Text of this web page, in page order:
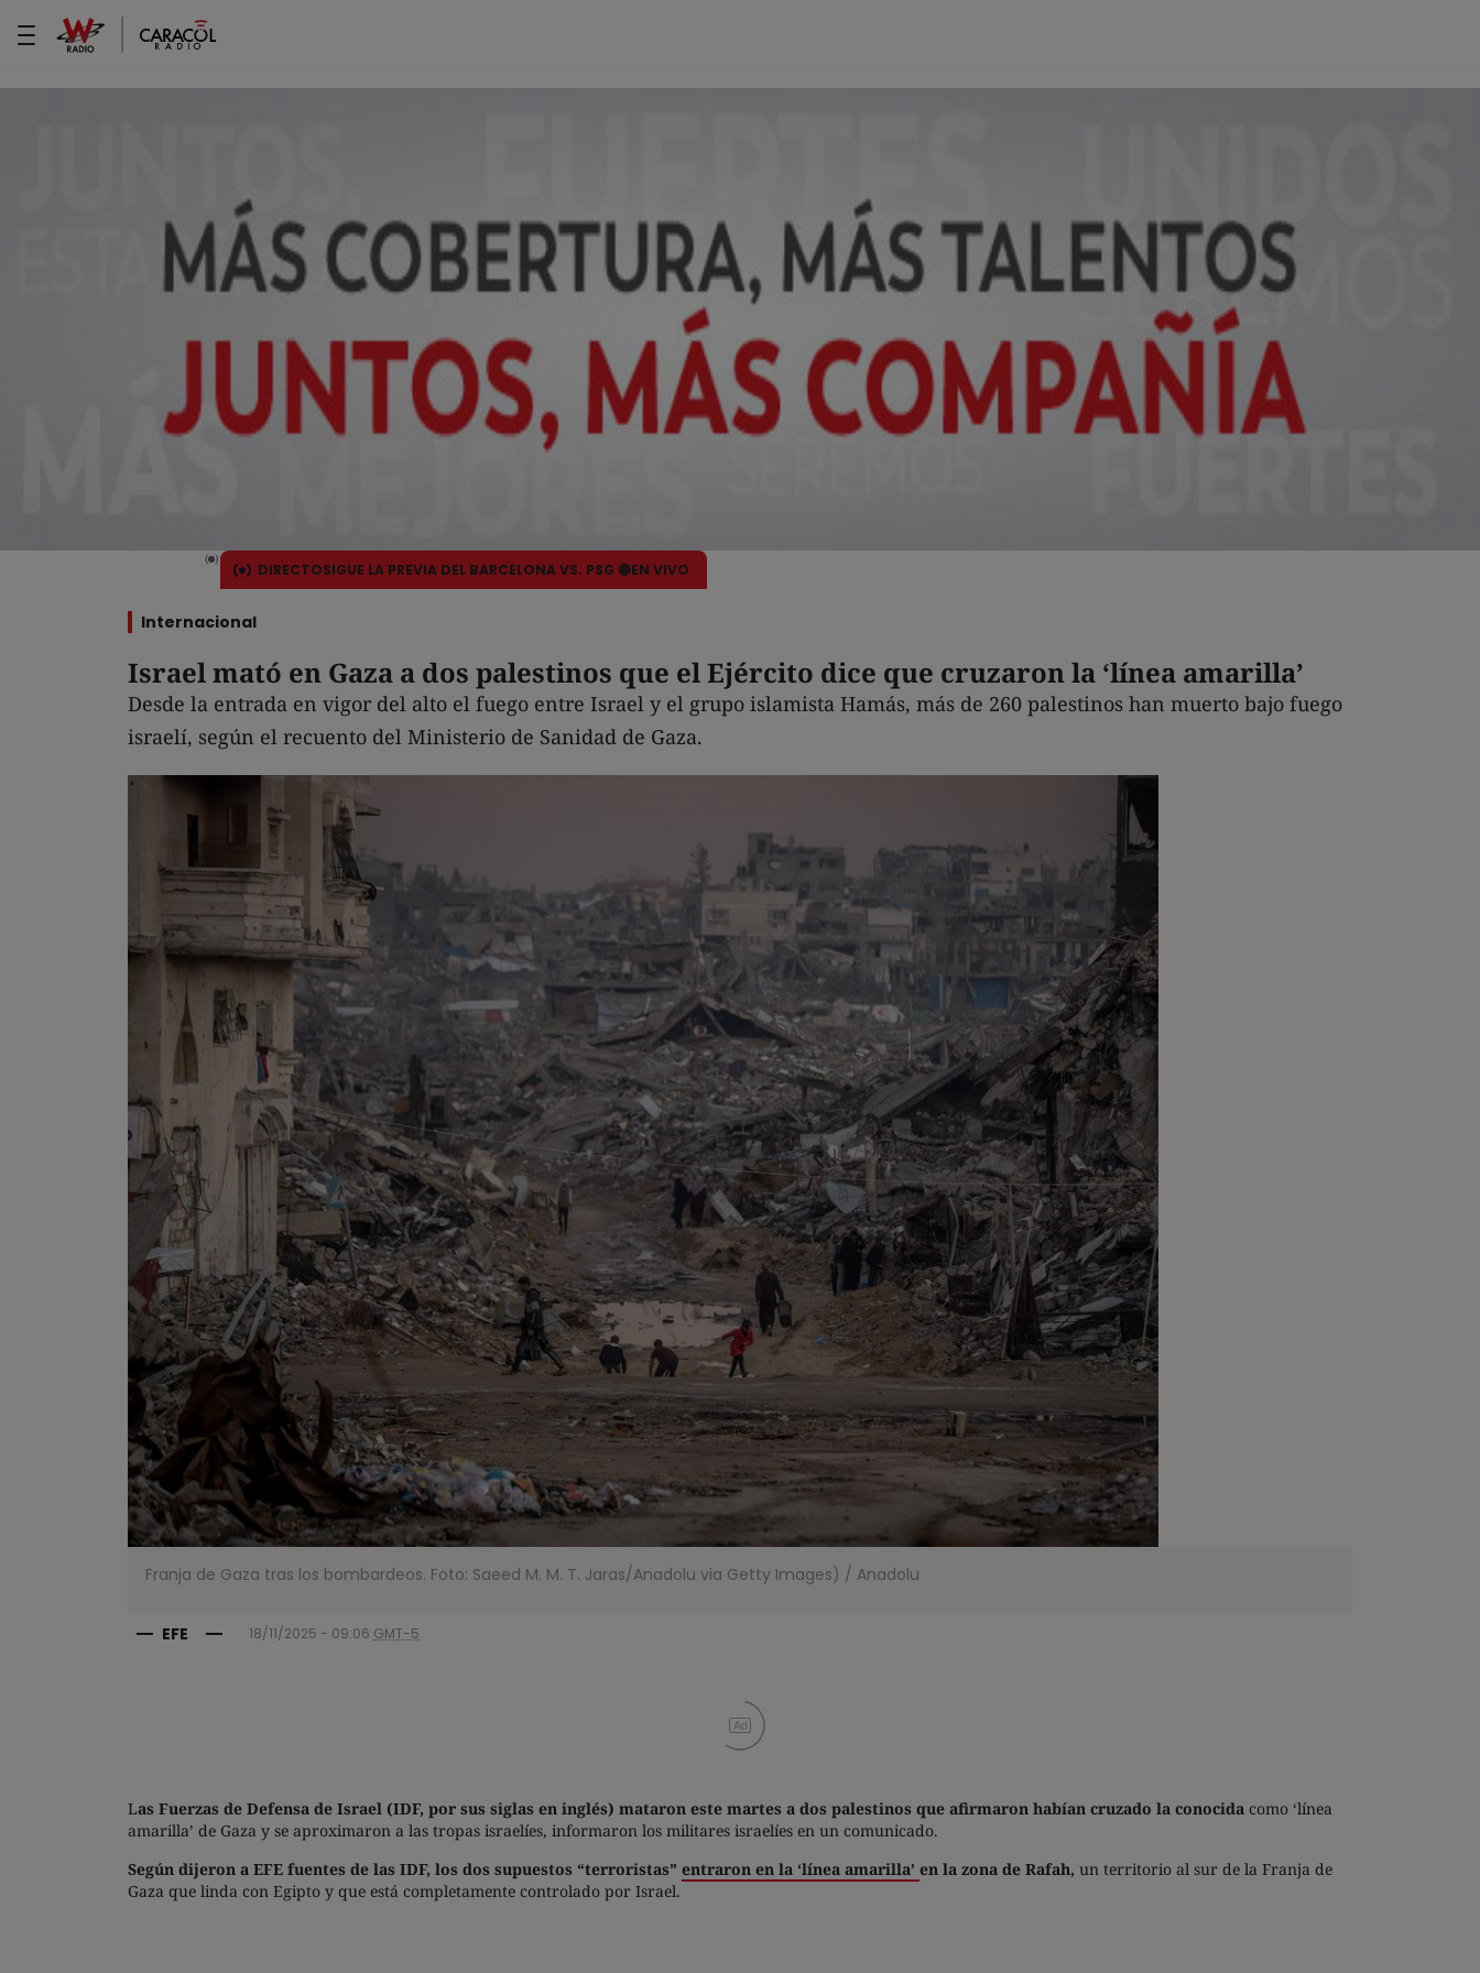
DIRECTOSIGUE LA PREVIA DEL BARCELONA VS. PSG 🔴EN VIVO
Internacional
Israel mató en Gaza a dos palestinos que el Ejército dice que cruzaron la ‘línea amarilla’
Desde la entrada en vigor del alto el fuego entre Israel y el grupo islamista Hamás, más de 260 palestinos han muerto bajo fuego
israelí, según el recuento del Ministerio de Sanidad de Gaza.
Franja de Gaza tras los bombardeos. Foto: Saeed M. M. T. Jaras/Anadolu via Getty Images) / Anadolu
EFE 18/11/2025 - 09:06 GMT-5
Ad
Las Fuerzas de Defensa de Israel (IDF, por sus siglas en inglés) mataron este martes a dos palestinos que afirmaron habían cruzado la conocida como ‘línea
amarilla’ de Gaza y se aproximaron a las tropas israelíes, informaron los militares israelíes en un comunicado.
Según dijeron a EFE fuentes de las IDF, los dos supuestos “terroristas” entraron en la ‘línea amarilla’ en la zona de Rafah, un territorio al sur de la Franja de
Gaza que linda con Egipto y que está completamente controlado por Israel.